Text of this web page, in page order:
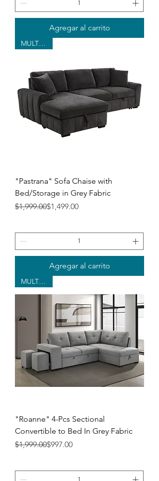
Agregar al carrito
MULTI-USE
"Pastrana" Sofa Chaise with
Bed/Storage in Grey Fabric
Precio
$1,999.00
Precio de oferta
$1,499.00
Agregar al carrito
MULTI-USE
"Roanne" 4-Pcs Sectional
Convertible to Bed In Grey Fabric
Precio
$1,999.00
Precio de oferta
$997.00